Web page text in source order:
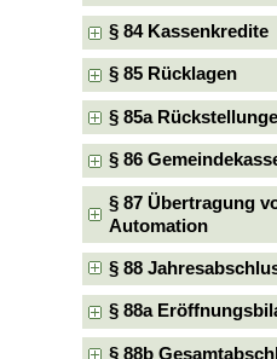
§ 84 Kassenkredite
§ 85 Rücklagen
§ 85a
§ 86
§ 87 Übertragung
Automation
§ 88
§ 88a
§ 88b